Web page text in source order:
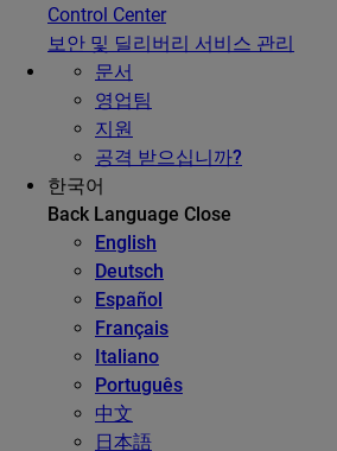
Control Center
보안 및 딜리버리 서비스 관리
문서
영업팀
지원
공격 받으십니까?
한국어
Back Language Close
English
Deutsch
Español
Français
Italiano
Português
中文
日本語